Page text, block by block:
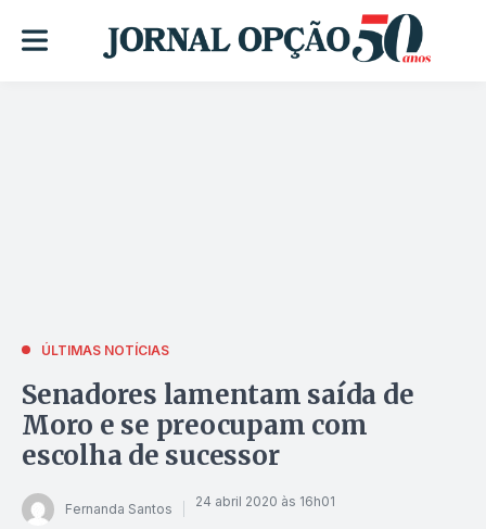
ÚLTIMAS NOTÍCIAS
Senadores lamentam saída de
Moro e se preocupam com
escolha de sucessor
Fernanda Santos 24 abril 2020 às 16h01